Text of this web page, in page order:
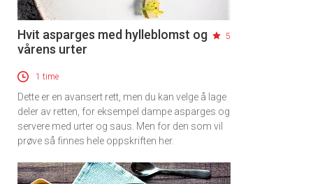
Hvit asparges med hylleblomst og
vårens urter
5
1 time
Dette er en avansert rett, men du kan velge å lage
deler av retten, for eksempel dampe asparges og
servere med urter og saus. Men for den som vil
prøve så finnes hele oppskriften her.